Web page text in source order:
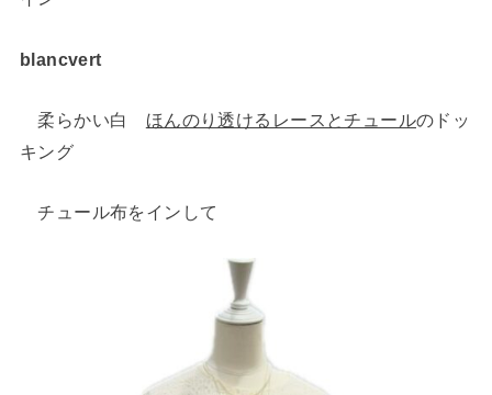
blancvert
柔らかい白 ほんのり透けるレースとチュールのドッ
キング
チュール布をインして